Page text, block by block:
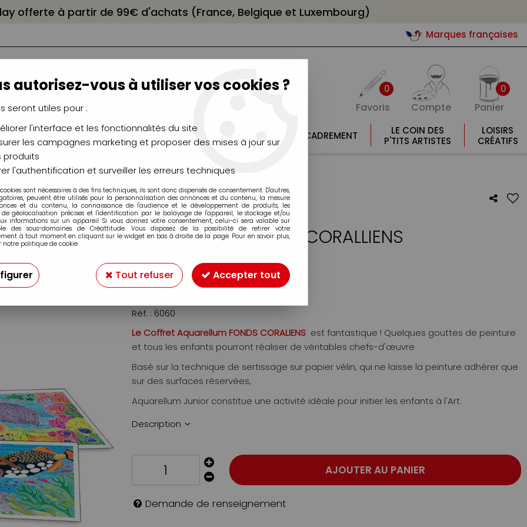
offerte à partir de 99€ d'achats (France, Belgique et Luxembourg)
Marques françaises
0
Favoris Compte
0
Panier
CHÂSSIS
CHEVALETS
AÉROGRAPHIE
MODÉLISME
MOULAGE
ENCADREMENT
LE COIN DES
P'TITS ARTISTES
LOISIRS
CRÉATIFS
dots>AQUARELLUM FONDS CORALLIENS
AQUARELLUM FONDS CORALLIENS
15,90 €TTC
Réf. : 6060
Le Coffret Aquarellum FONDS CORALIENS est fantastique ! Quelques gouttes de peinture
et tous les enfants pourront réaliser de véritables chefs-d'œuvre
Basé sur la technique de sertissage sur papier vélin, qui ne laisse la peinture adhérer que
sur des surfaces réservées,
Aquarellum Junior constitue une activité idéale pour initier les enfants à l'Art.
Description
AJOUTER AU PANIER
Demande de renseignement
autorisez-vous à utiliser vos cookies ?
seront utiles pour :
l'interface et les fonctionnalités du site
les campagnes marketing et proposer des mises à jour sur
produits
l'authentification et surveiller les erreurs techniques
sont nécessaires à des fins techniques, ils sont donc dispensés de consentement. D'autres,
peuvent être utilisés pour la personnalisation des annonces et du contenu, la mesure
et du contenu, la connaissance de l'audience et le développement de produits, les
de géolocalisation précises et l'identification par le balayage de l'appareil, le stockage et/ou
informations sur un appareil. Si vous donnez votre consentement, celui-ci sera valable sur
des sous-domaines de Créattitude. Vous disposez de la possibilité de retirer votre
à tout moment en cliquant sur le widget en bas à droite de la page. Pour en savoir plus,
notre politique de cookie.
Tout refuser Accepter tout